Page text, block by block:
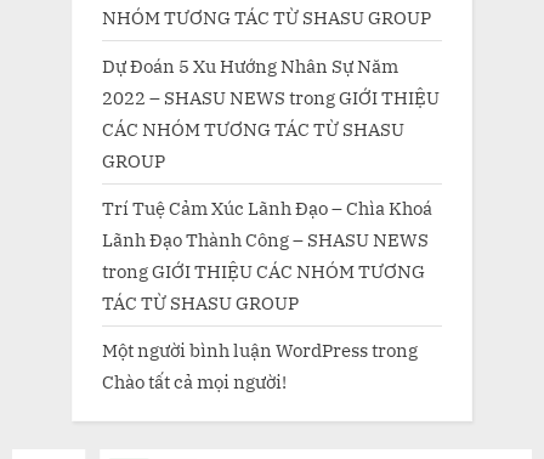
NHÓM TƯƠNG TÁC TỪ SHASU GROUP
Dự Đoán 5 Xu Hướng Nhân Sự Năm
2022 – SHASU NEWS trongGIỚI THIỆU
CÁC NHÓM TƯƠNG TÁC TỪ SHASU
GROUP
Trí Tuệ Cảm Xúc Lãnh Đạo – Chìa Khoá
Lãnh Đạo Thành Công – SHASU NEWS
trongGIỚI THIỆU CÁC NHÓM TƯƠNG
TÁC TỪ SHASU GROUP
Một người bình luận WordPresstrong
Chào tất cả mọi người!